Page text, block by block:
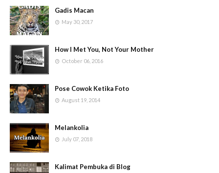
Gadis Macan
May 30, 2017
How I Met You, Not Your Mother
October 06, 2016
Pose Cowok Ketika Foto
August 19, 2014
Melankolia
July 07, 2018
Kalimat Pembuka di Blog